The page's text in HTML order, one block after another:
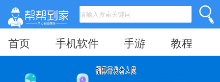
首页 手机软件 手游 教程